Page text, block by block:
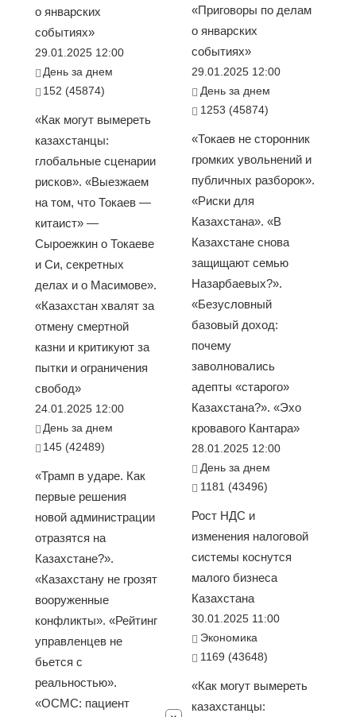
о январских
событиях»
29.01.2025 12:00
День за днем
152 (45874)
«Как могут вымереть
казахстанцы:
глобальные сценарии
рисков». «Выезжаем
на том, что Токаев —
китаист» —
Сыроежкин о Токаеве
и Си, секретных
делах и о Масимове».
«Казахстан хвалят за
отмену смертной
казни и критикуют за
пытки и ограничения
свобод»
24.01.2025 12:00
День за днем
145 (42489)
«Трамп в ударе. Как
первые решения
новой администрации
отразятся на
Казахстане?».
«Казахстану не грозят
вооруженные
конфликты». «Рейтинг
управленцев не
бьется с
реальностью».
«ОСМС: пациент
«Приговоры по делам
о январских
событиях»
29.01.2025 12:00
День за днем
1253 (45874)
«Токаев не сторонник
громких увольнений и
публичных разборок».
«Риски для
Казахстана». «В
Казахстане снова
защищают семью
Назарбаевых?».
«Безусловный
базовый доход:
почему
заволновались
адепты «старого»
Казахстана?». «Эхо
кровавого Кантара»
28.01.2025 12:00
День за днем
1181 (43496)
Рост НДС и
изменения налоговой
системы коснутся
малого бизнеса
Казахстана
30.01.2025 11:00
Экономика
1169 (43648)
«Как могут вымереть
казахстанцы: